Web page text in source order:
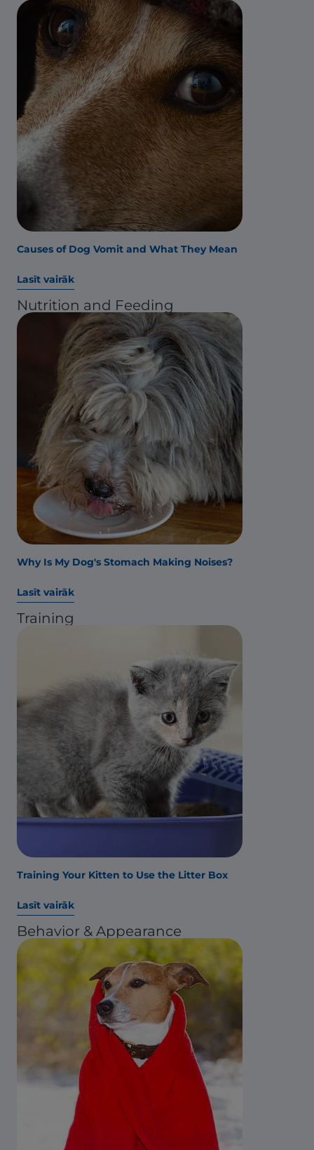
Causes of Dog Vomit and What They Mean
Lasīt vairāk
Nutrition and Feeding
Why Is My Dog's Stomach Making Noises?
Lasīt vairāk
Training
Training Your Kitten to Use the Litter Box
Lasīt vairāk
Behavior & Appearance